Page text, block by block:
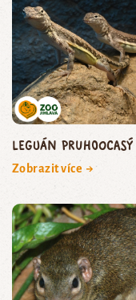
leguán pruhoocasý
Zobrazit více →